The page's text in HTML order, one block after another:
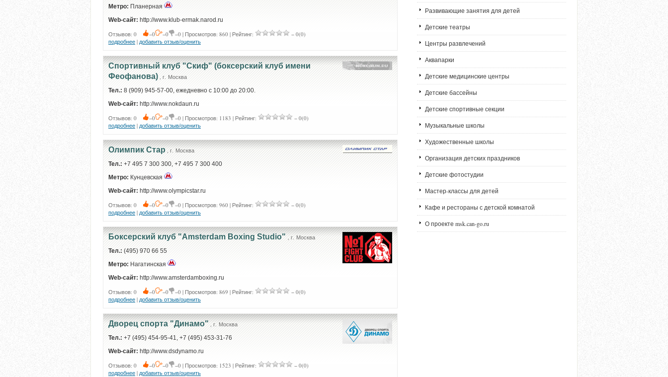
Метро: Планерная
Web-сайт: http://www.klub-ermak.narod.ru
Отзывов: 0 −0 −0 −0 | Просмотров: 860 | Рейтинг:
− 0(0)
подробнее | добавить отзыв/оценить
Спортивный клуб "Скиф" (боксерский клуб имени
Феофанова) , г. Москва
Тел.: 8 (909) 945-57-00, ежедневно с 10:00 до 20:00.
Web-сайт: http://www.nokdaun.ru
Отзывов: 0 −0 −0 −0 | Просмотров: 1183 | Рейтинг:
− 0(0)
подробнее | добавить отзыв/оценить
Олимпик Стар, г. Москва
Тел.: +7 495 7 300 300, +7 495 7 300 400
Метро: Кунцевская
Web-сайт: http://www.olympicstar.ru
Отзывов: 0 −0 −0 −0 | Просмотров: 960 | Рейтинг:
− 0(0)
подробнее | добавить отзыв/оценить
Боксерский клуб "Amsterdam Boxing Studio", г. Москва
Тел.: (495) 970 66 55
Метро: Нагатинская
Web-сайт: http://www.amsterdamboxing.ru
Отзывов: 0 −0 −0 −0 | Просмотров: 869 | Рейтинг:
− 0(0)
подробнее | добавить отзыв/оценить
Дворец спорта "Динамо", г. Москва
Тел.: +7 (495) 454-95-41, +7 (495) 453-31-76
Web-сайт: http://www.dsdynamo.ru
Отзывов: 0 −0 −0 −0 | Просмотров: 1523 | Рейтинг:
− 0(0)
подробнее | добавить отзыв/оценить
Развивающие занятия для детей
Детские театры
Центры развлечений
Аквапарки
Детские медицинские центры
Детские бассейны
Детские спортивные секции
Музыкальные школы
Художественные школы
Организация детских праздников
Детские фотостудии
Мастер-классы для детей
Кафе и рестораны с детской комнатой
О проекте msk.can-go.ru